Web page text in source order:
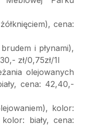
cena:
i płynami),
zł/0,75zł/1l
olejowanych
cena: 42,40,-
kolor:
biały, cena: